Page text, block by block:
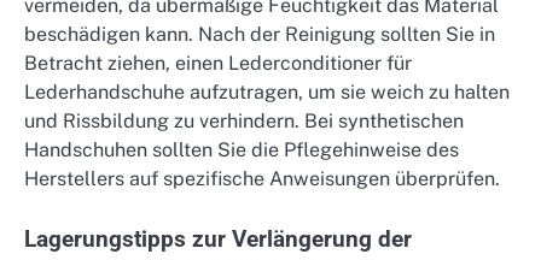
vermeiden, da übermäßige Feuchtigkeit das Material
beschädigen kann. Nach der Reinigung sollten Sie in
Betracht ziehen, einen Lederconditioner für
Lederhandschuhe aufzutragen, um sie weich zu halten
und Rissbildung zu verhindern. Bei synthetischen
Handschuhen sollten Sie die Pflegehinweise des
Herstellers auf spezifische Anweisungen überprüfen.
Lagerungstipps zur Verlängerung der